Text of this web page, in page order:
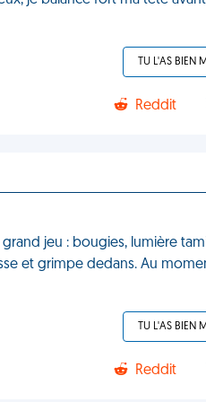
TU L'AS BIEN
Reddit
jeu : bougies, lumière
et grimpe dedans. Au
TU L'AS BIEN
Reddit